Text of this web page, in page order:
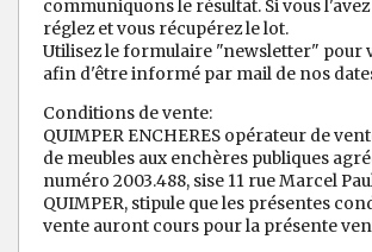
communiquons le résultat. Si vous
réglez et vous récupérez le lot.
Utilisez le formulaire "newsletter" pour
afin d'être informé par mail de nos
Conditions de vente:
QUIMPER ENCHERES opérateur de
de meubles aux enchères publiques
numéro 2003.488, sise 11 rue Marcel
QUIMPER, stipule que les présentes
vente auront cours pour la présente